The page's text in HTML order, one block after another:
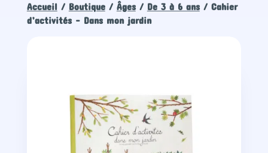
Accueil / Boutique/ Âges/ De 3 à 6 ans/ Cahier
d’activités – Dans mon jardin